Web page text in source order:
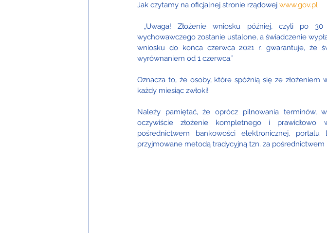
Jak czytamy na oficjalnej stronie rządowej www.gov.pl
„Uwaga! Złożenie wniosku później, czyli po
wychowawczego zostanie ustalone, a świadczenie
wniosku do końca czerwca 2021 r. gwarantuje, że
wyrównaniem od 1 czerwca.”
Oznacza to, że osoby, które spóźnią się ze złożeniem
każdy miesiąc zwłoki!
Należy pamiętać, że oprócz pilnowania terminów,
oczywiście złożenie kompletnego i prawidłowo
pośrednictwem bankowości elektronicznej,
przyjmowane metodą tradycyjną tzn. za